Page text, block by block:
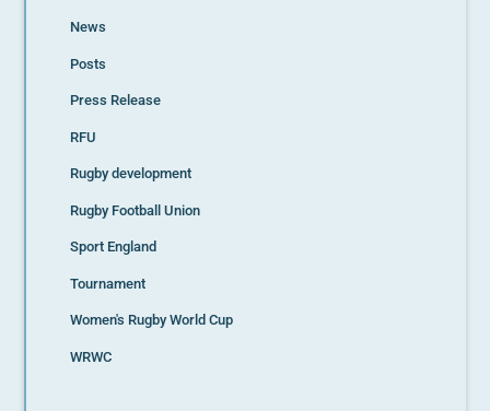
News
Posts
Press Release
RFU
Rugby development
Rugby Football Union
Sport England
Tournament
Women's Rugby World Cup
WRWC